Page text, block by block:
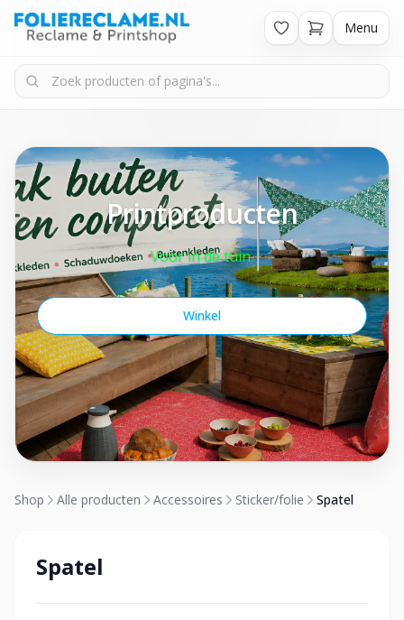
Menu
Printproducten
Voor in de tuin.
Winkel
Shop Alle producten Accessoires Sticker/folie Spatel
Spatel